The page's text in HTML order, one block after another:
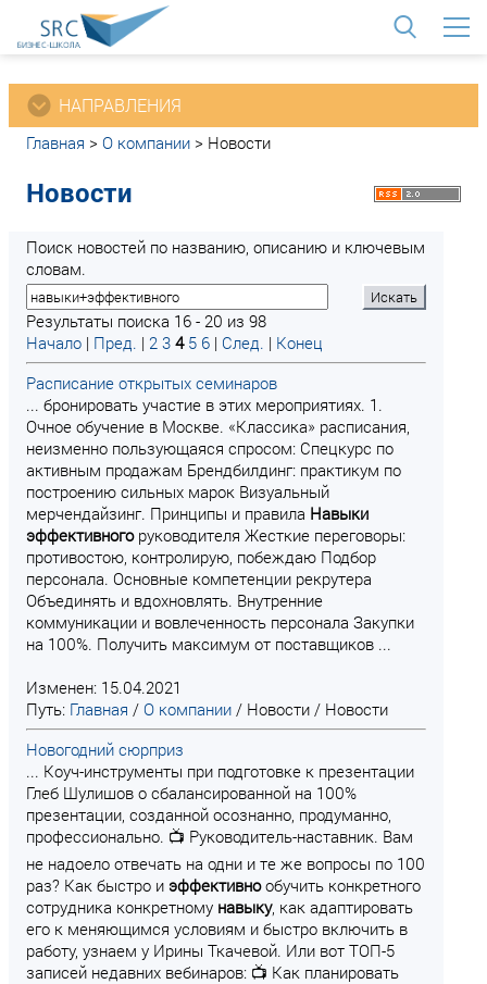
НАПРАВЛЕНИЯ
Главная > О компании > Новости
Новости
Поиск новостей по названию, описанию и ключевым
словам.
Результаты поиска 16 - 20 из 98
Начало | Пред. | 2 3 4 5 6 | След. | Конец
Расписание открытых семинаров
... бронировать участие в этих мероприятиях. 1.
Очное обучение в Москве. «Классика» расписания,
неизменно пользующаяся спросом: Спецкурс по
активным продажам Брендбилдинг: практикум по
построению сильных марок Визуальный
мерчендайзинг. Принципы и правила Навыки
эффективногоруководителя Жесткие переговоры:
противостою, контролирую, побеждаю Подбор
персонала. Основные компетенции рекрутера
Объединять и вдохновлять. Внутренние
коммуникации и вовлеченность персонала Закупки
на 100%. Получить максимум от поставщиков ...
Изменен: 15.04.2021
Путь: Главная / О компании / Новости / Новости
Новогодний сюрприз
... Коуч-инструменты при подготовке к презентации
Глеб Шулишов о сбалансированной на 100%
презентации, созданной осознанно, продуманно,
профессионально. 📺 Руководитель-наставник. Вам
не надоело отвечать на одни и те же вопросы по 100
раз? Как быстро и эффективнообучить конкретного
сотрудника конкретному навыку, как адаптировать
его к меняющимся условиям и быстро включить в
работу, узнаем у Ирины Ткачевой. Или вот ТОП-5
записей недавних вебинаров: 📺 Как планировать